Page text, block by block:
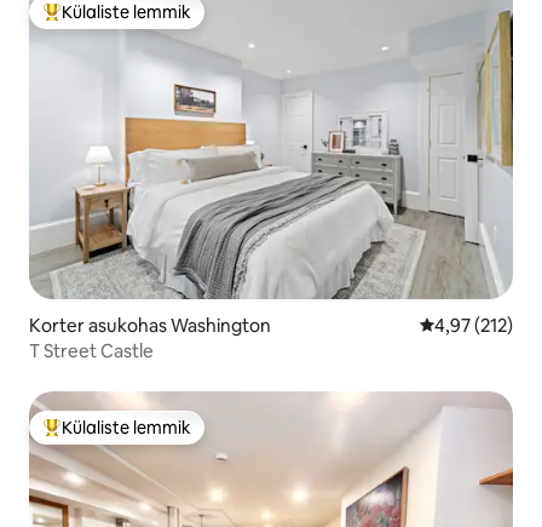
Külaliste suur lemmik
Külaliste lemmik
Korter asukohas Washington Keskmine
4,97 (212)
T Street Castle
Külaliste suur lemmik
Külaliste lemmik